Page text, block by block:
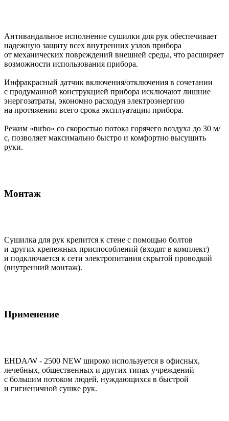
Антивандальное исполнение сушилки для рук обеспечивает
надежную защиту всех внутренних узлов прибора
от механических повреждений внешней среды, что расширяет
возможности использования прибора.
Инфракрасный датчик включения/отключения в сочетании
с продуманной конструкцией прибора исключают лишние
энергозатраты, экономно расходуя электроэнергию
на протяжении всего срока эксплуатации прибора.
Режим «turbo» со скоростью потока горячего воздуха до 30 м/
с, позволяет максимально быстро и комфортно высушить
руки.
Монтаж
Сушилка для рук крепится к стене с помощью болтов
и других крепежных приспособлений (входят в комплект)
и подключается к сети электропитания скрытой проводкой
(внутренний монтаж).
Применение
EHDA/W - 2500 NEW широко используется в офисных,
лечебных, общественных и других типах учреждений
с большим потоком людей, нуждающихся в быстрой
и гигиеничной сушке рук.